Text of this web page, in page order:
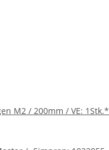
M2 / 200mm / VE: 1Stk.*